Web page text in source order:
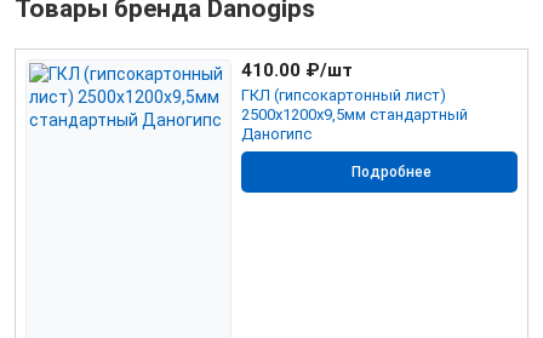
Товары бренда Danogips
ГКЛ (гипсокартонный лист)
2500х1200х9,5мм стандартный
Даногипс
410.00 ₽/шт
Подробнее